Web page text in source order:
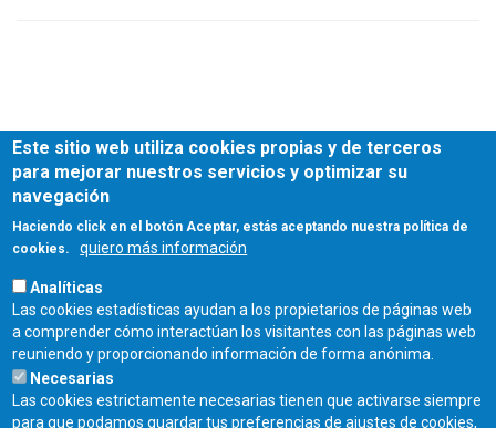
Este sitio web utiliza cookies propias y de terceros
para mejorar nuestros servicios y optimizar su
navegación
Haciendo click en el botón Aceptar, estás aceptando nuestra política de
cookies.
quiero más información
Analíticas
Las cookies estadísticas ayudan a los propietarios de páginas web
a comprender cómo interactúan los visitantes con las páginas web
reuniendo y proporcionando información de forma anónima.
Necesarias
Las cookies estrictamente necesarias tienen que activarse siempre
para que podamos guardar tus preferencias de ajustes de cookies,